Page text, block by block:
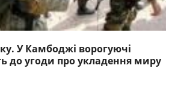
У Камбоджі ворогуючі
до угоди про укладення миру